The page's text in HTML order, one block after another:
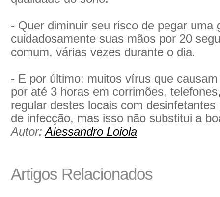
- Quer diminuir seu risco de pegar uma
cuidadosamente suas mãos por 20
comum, várias vezes durante o dia.
- E por último: muitos vírus que
por até 3 horas em corrimões,
regular destes locais com
de infecção, mas isso não substitui a
Autor:Alessandro Loiola
Artigos Relacionados